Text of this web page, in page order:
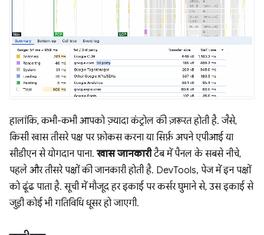
हालांकि, कभी-कभी आपको ज़्यादा कंट्रोल की ज़रूरत होती है. जैसे,
किसी खास तीसरे पक्ष पर फ़ोकस करना या सिर्फ़ अपने एपीआई या
सीडीएन से योगदान पाना. खास जानकारीटैब में पैनल के सबसे नीचे,
पहले और तीसरे पक्षों की जानकारी होती है. DevTools, पेज में इन पक्षों
को ढूंढ पाता है. सूची में मौजूद हर इकाई पर कर्सर घुमाने से, उस इकाई से
जुड़ी कोई भी गतिविधि धूसर हो जाएगी.